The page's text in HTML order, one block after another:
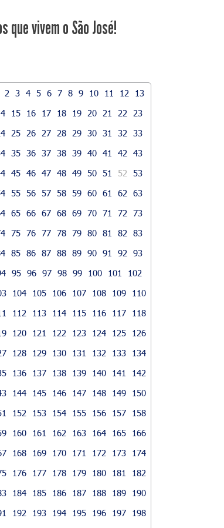
que vivem o São José!
2 3 4 5 6 7 8 9 10 11 12
13
15 16 17 18 19 20 21 22
23
25 26 27 28 29 30 31 32
33
35 36 37 38 39 40 41 42
43
45 46 47 48 49 50 51 52
53
55 56 57 58 59 60 61 62
63
65 66 67 68 69 70 71 72
73
75 76 77 78 79 80 81 82
83
85 86 87 88 89 90 91 92
93
95 96 97 98 99 100 101
102
104 105 106 107 108 109
110
112 113 114 115 116 117
118
120 121 122 123 124 125
126
128 129 130 131 132 133
134
136 137 138 139 140 141
142
144 145 146 147 148 149
150
152 153 154 155 156 157
158
160 161 162 163 164 165
166
168 169 170 171 172 173
174
176 177 178 179 180 181
182
184 185 186 187 188 189
190
192 193 194 195 196 197
198